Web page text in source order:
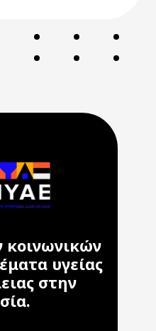
υγείας
στην